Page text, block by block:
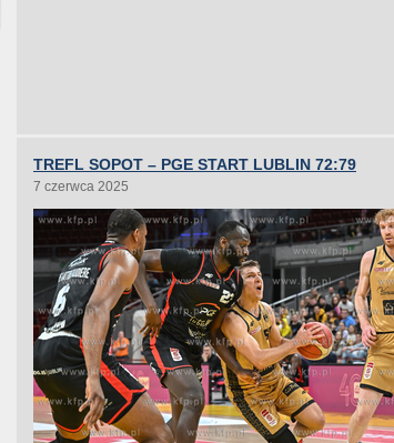
TREFL SOPOT – PGE START LUBLIN 72:79
7 czerwca 2025